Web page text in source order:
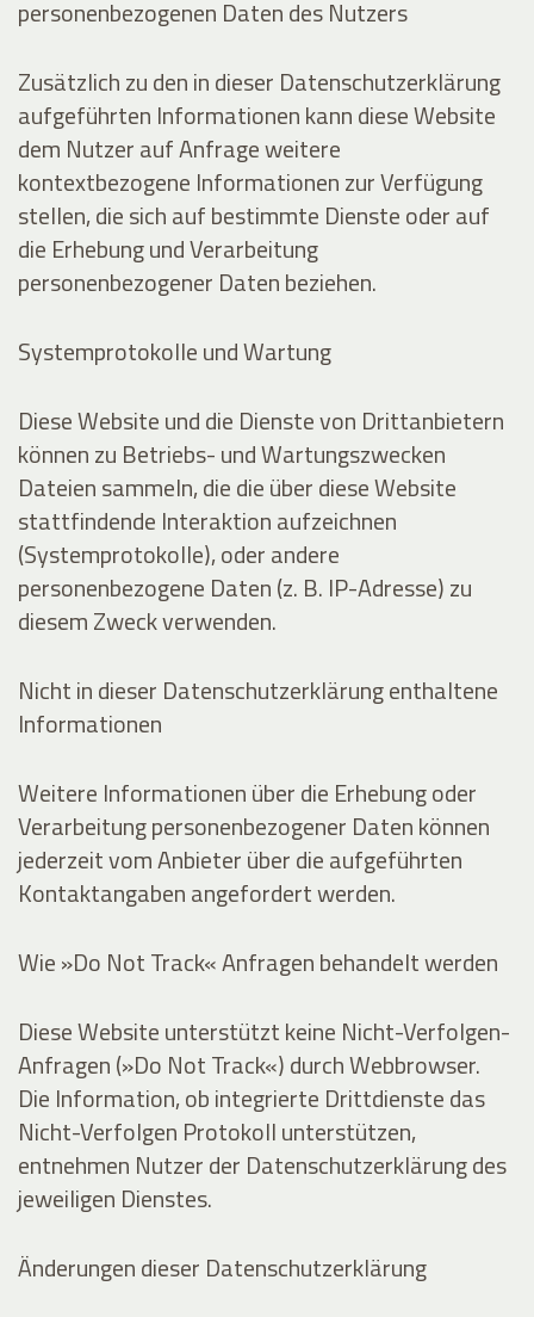
personenbezogenen Daten des Nutzers
Zusätzlich zu den in dieser Datenschutzerklärung
aufgeführten Informationen kann diese Website
dem Nutzer auf Anfrage weitere
kontextbezogene Informationen zur Verfügung
stellen, die sich auf bestimmte Dienste oder auf
die Erhebung und Verarbeitung
personenbezogener Daten beziehen.
Systemprotokolle und Wartung
Diese Website und die Dienste von Drittanbietern
können zu Betriebs- und Wartungszwecken
Dateien sammeln, die die über diese Website
stattfindende Interaktion aufzeichnen
(Systemprotokolle), oder andere
personenbezogene Daten (z. B. IP-Adresse) zu
diesem Zweck verwenden.
Nicht in dieser Datenschutzerklärung enthaltene
Informationen
Weitere Informationen über die Erhebung oder
Verarbeitung personenbezogener Daten können
jederzeit vom Anbieter über die aufgeführten
Kontaktangaben angefordert werden.
Wie »Do Not Track« Anfragen behandelt werden
Diese Website unterstützt keine Nicht-Verfolgen-
Anfragen (»Do Not Track«) durch Webbrowser.
Die Information, ob integrierte Drittdienste das
Nicht-Verfolgen Protokoll unterstützen,
entnehmen Nutzer der Datenschutzerklärung des
jeweiligen Dienstes.
Änderungen dieser Datenschutzerklärung